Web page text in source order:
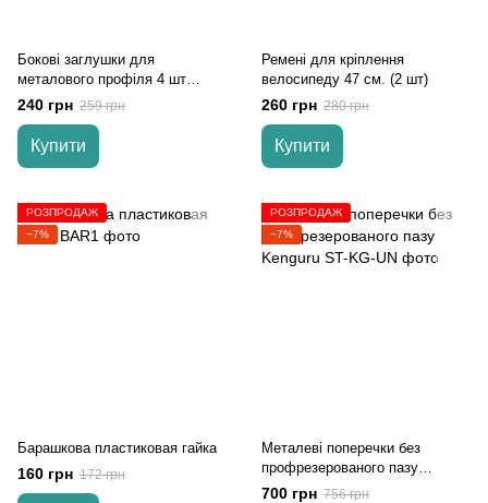
Бокові заглушки для
металового профіля 4 шт
(20х30)
240 грн 259 грн
Купити
Ремені для кріплення
велосипеду 47 см. (2 шт)
260 грн 280 грн
Купити
РОЗПРОДАЖ
−7%
Барашкова пластиковая гайка
160 грн 172 грн
РОЗПРОДАЖ
−7%
Металеві поперечки без
профрезерованого пазу
Kenguru
700 грн 756 грн